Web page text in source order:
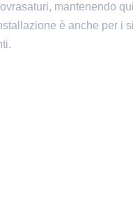
mantenendo
è anche per i